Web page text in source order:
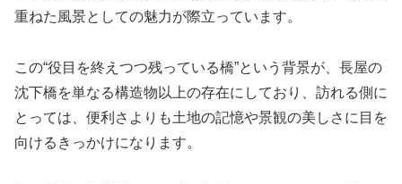
重ねた風景としての魅力が際立っています。
この“役目を終えつつ残っている橋”という背景が、長屋の
沈下橋を単なる構造物以上の存在にしており、訪れる側に
とっては、便利さよりも土地の記憶や景観の美しさに目を
向けるきっかけになります。